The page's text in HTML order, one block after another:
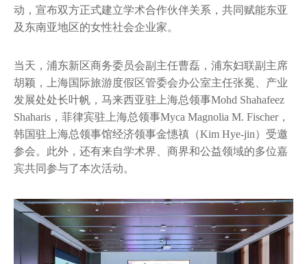
校园内外
支持我们
动，宣布双方正式建立学术合作伙伴关系，共同赋能东亚
及东南亚地区的女性社会企业家。
当天，浦东新区商务委员会副主任曹磊，浦东妇联副主席
胡颖，上海国际旅游度假区管委会办公室主任张冕、产业
发展处处长叶帆，马来西亚驻上海总领事Mohd Shahafeez
Shaharis，菲律宾驻上海总领事Myca Magnolia M. Fischer，
韩国驻上海总领事馆经济领事金憓禛（Kim Hye-jin）受邀
参会。此外，还有来自学术界、商界和公益领域的多位嘉
宾共同参与了本次活动。